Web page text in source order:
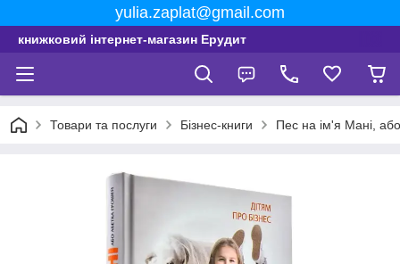
yulia.zaplat@gmail.com
книжковий інтернет-магазин Ерудит
Товари та послуги Бізнес-книги Пес на ім'я Мані,